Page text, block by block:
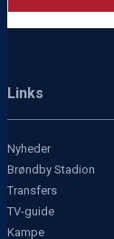
Links
Nyheder
Brøndby Stadion
Transfers
TV-guide
Kampe